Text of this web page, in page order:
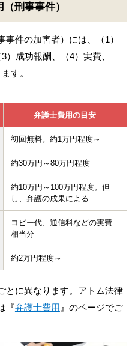
刑事事件）
件の加害者）には、（1）
成功報酬、（4）実費、
す。
弁護士費用の目安
初回無料。約1万円程度～
約30万円～80万円程度
約10万円～100万円程度。但
し、弁護の成果による
コピー代、通信料などの実費
相当分
約2万円程度～
とに異なります。アトム法律
『弁護士費用 』のページでご